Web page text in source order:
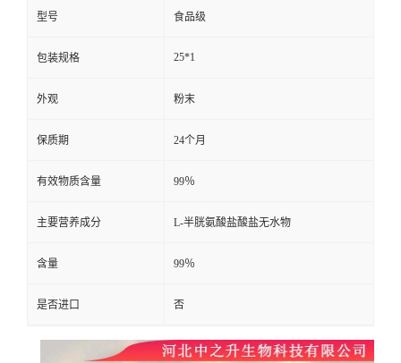
型号 食品级
包装规格 25*1
外观 粉末
保质期 24个月
有效物质含量 99％
主要营养成分 L-半胱氨酸盐酸盐无水物
含量 99％
是否进口 否